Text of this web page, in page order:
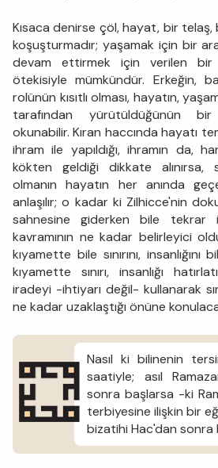
Kısaca denirse çöl, hayat, bir telaş,
koşuşturmadır; yaşamak için bir
devam ettirmek için verilen bir
ötekisiyle mümkündür. Erkeğin,
rolünün kısıtlı olması, hayatın,
tarafından yürütüldüğünün
okunabilir. Kıran haccında hayatı
ihram ile yapıldığı, ihramın da,
kökten geldiği dikkate alınırsa,
olmanın hayatın her anında
anlaşılır; o kadar ki Zilhicce'nin
sahnesine giderken bile tekrar
kavramının ne kadar belirleyici
kıyamette bile sınırını,
kıyamette sınırı, insanlığı
iradeyi -ihtiyarı değil- kullanarak
ne kadar uzaklaştığı önüne
Nasıl ki bilinenin
saatiyle; asıl
sonra başlarsa -ki
terbiyesine ilişkin bir
bizatihi Hac'dan sonra